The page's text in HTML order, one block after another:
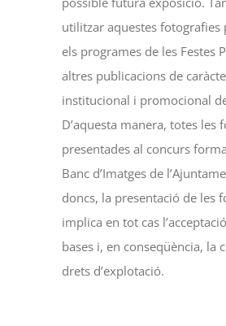
utilitzar aquestes fotografies
els programes de les Festes
altres publicacions de
institucional i promocional
D’aquesta manera, totes les
presentades al concurs
Banc d’Imatges de
doncs, la presentació de les
implica en tot cas
bases i, en conseqüència, la
drets d’explotació.